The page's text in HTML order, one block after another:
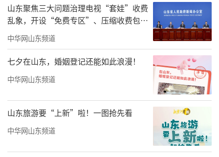
山东聚焦三大问题治理电视“套娃”收费
乱象，开设“免费专区”、压缩收费包比
例70%以上
中华网山东频道
七夕在山东，婚姻登记还能如此浪漫！
中华网山东频道
山东旅游要“上新”啦！一图抢先看
中华网山东频道